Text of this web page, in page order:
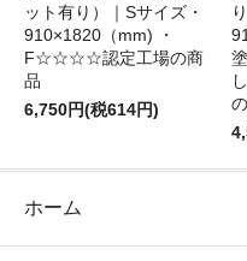
ット有り）｜Sサイズ・
910×1820（mm) ・
F☆☆☆☆認定工場の商
品
6,750円(税614円)
ホーム